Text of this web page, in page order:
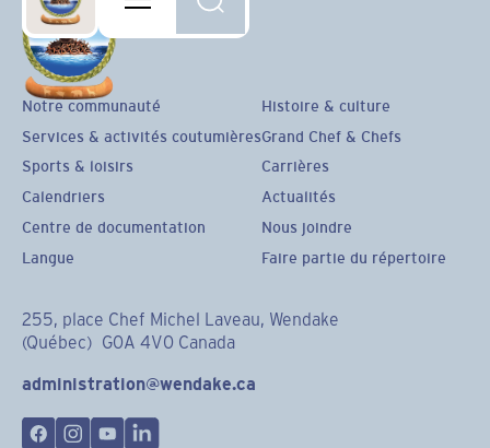
255, place Chef Michel Laveau, Wendake
(Québec) G0A 4V0 Canada
administration@wendake.ca
Notre communauté
Services & activités coutumières
Sports & loisirs
Calendriers
Centre de documentation
Langue
Histoire & culture
Grand Chef & Chefs
Carrières
Actualités
Nous joindre
Faire partie du répertoire